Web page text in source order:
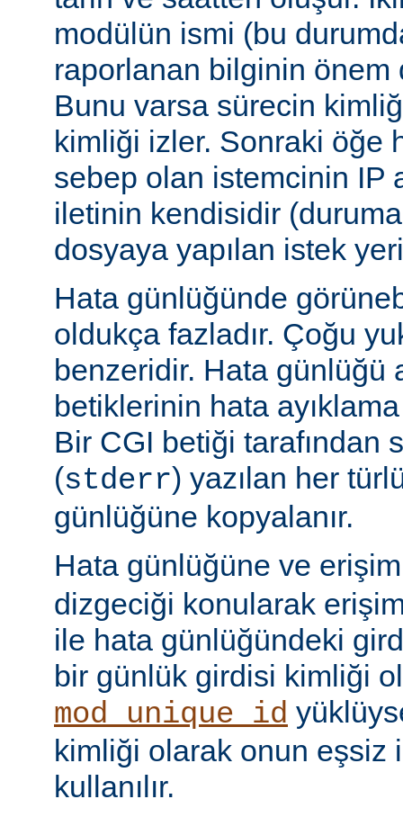
modülün ismi (bu
raporlanan bilginin önem
Bunu varsa sürecin
kimliği izler. Sonraki öğe
sebep olan istemcinin IP
iletinin kendisidir (duruma
dosyaya yapılan istek
Hata günlüğünde
oldukça fazladır. Çoğu
benzeridir. Hata günlüğü
betiklerinin hata ayıklama
Bir CGI betiği tarafından
(stderr) yazılan her
günlüğüne kopyalanır.
Hata günlüğüne ve
dizgeciği konularak
ile hata günlüğündeki
bir günlük girdisi kimliği
mod_unique_id
kimliği olarak onun eşsiz
kullanılır.